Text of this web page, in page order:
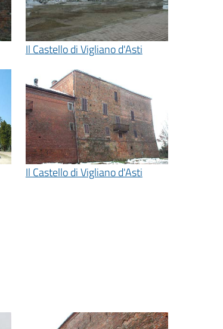
Il Castello di Vigliano d'Asti
Il Castello di Vigliano d'Asti